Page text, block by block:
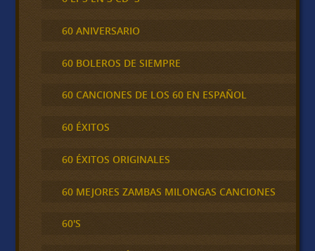
60 ANIVERSARIO
60 BOLEROS DE SIEMPRE
60 CANCIONES DE LOS 60 EN ESPAÑOL
60 ÉXITOS
60 ÉXITOS ORIGINALES
60 MEJORES ZAMBAS MILONGAS CANCIONES
60'S